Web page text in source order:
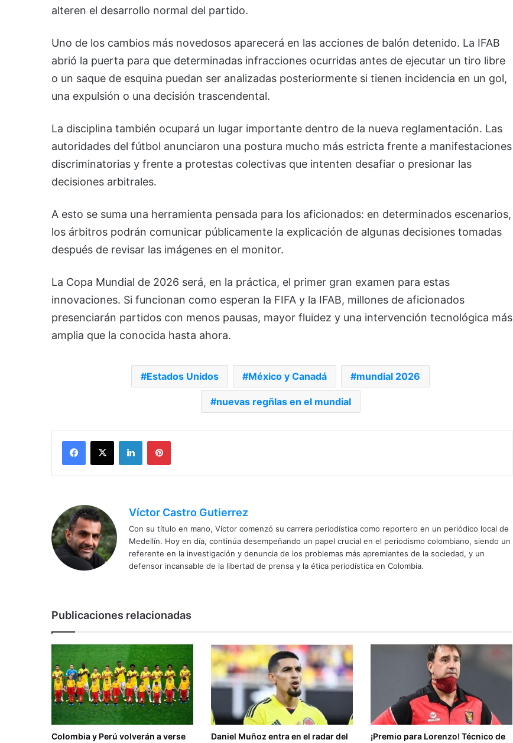
alteren el desarrollo normal del partido.
Uno de los cambios más novedosos aparecerá en las acciones de balón detenido. La IFAB
abrió la puerta para que determinadas infracciones ocurridas antes de ejecutar un tiro libre
o un saque de esquina puedan ser analizadas posteriormente si tienen incidencia en un gol,
una expulsión o una decisión trascendental.
La disciplina también ocupará un lugar importante dentro de la nueva reglamentación. Las
autoridades del fútbol anunciaron una postura mucho más estricta frente a manifestaciones
discriminatorias y frente a protestas colectivas que intenten desafiar o presionar las
decisiones arbitrales.
A esto se suma una herramienta pensada para los aficionados: en determinados escenarios,
los árbitros podrán comunicar públicamente la explicación de algunas decisiones tomadas
después de revisar las imágenes en el monitor.
La Copa Mundial de 2026 será, en la práctica, el primer gran examen para estas
innovaciones. Si funcionan como esperan la FIFA y la IFAB, millones de aficionados
presenciarán partidos con menos pausas, mayor fluidez y una intervención tecnológica más
amplia que la conocida hasta ahora.
Estados Unidos México y Canadá mundial 2026
nuevas regñlas en el mundial
Facebook
X LinkedInPinterest
Víctor Castro Gutierrez
Con su título en mano, Víctor comenzó su carrera periodística como reportero en un periódico local de
Medellín. Hoy en día, continúa desempeñando un papel crucial en el periodismo colombiano, siendo un
referente en la investigación y denuncia de los problemas más apremiantes de la sociedad, y un
defensor incansable de la libertad de prensa y la ética periodística en Colombia.
Publicaciones relacionadas
Colombia y Perú volverán a verse
Daniel Muñoz entra en el radar del
¡Premio para Lorenzo! Técnico de